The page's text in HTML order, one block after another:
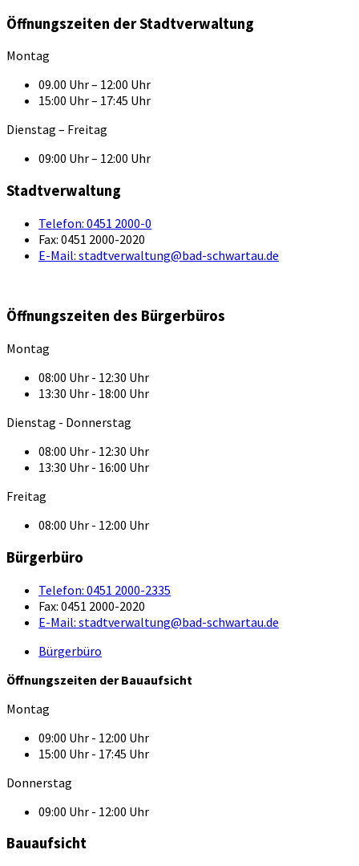
Öffnungszeiten der Stadtverwaltung
Montag
09.00 Uhr – 12:00 Uhr
15:00 Uhr – 17:45 Uhr
Dienstag – Freitag
09:00 Uhr – 12:00 Uhr
Stadtverwaltung
Telefon: 0451 2000-0
Fax: 0451 2000-2020
E-Mail: stadtverwaltung@bad-schwartau.de
Öffnungszeiten des Bürgerbüros
Montag
08:00 Uhr - 12:30 Uhr
13:30 Uhr - 18:00 Uhr
Dienstag - Donnerstag
08:00 Uhr - 12:30 Uhr
13:30 Uhr - 16:00 Uhr
Freitag
08:00 Uhr - 12:00 Uhr
Bürgerbüro
Telefon: 0451 2000-2335
Fax: 0451 2000-2020
E-Mail: stadtverwaltung@bad-schwartau.de
Bürgerbüro
Öffnungszeiten der Bauaufsicht
Montag
09:00 Uhr - 12:00 Uhr
15:00 Uhr - 17:45 Uhr
Donnerstag
09:00 Uhr - 12:00 Uhr
Bauaufsicht